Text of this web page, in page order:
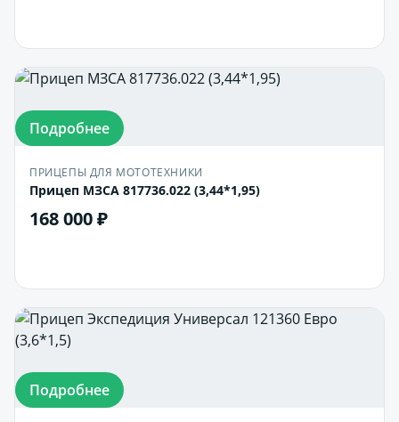
Подробнее
ПРИЦЕПЫ ДЛЯ МОТОТЕХНИКИ
Прицеп МЗСА 817736.022 (3,44*1,95)
168 000 ₽
Подробнее